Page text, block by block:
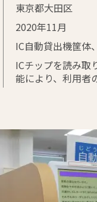
東京都大田区
2020年11月
IC自動貸出機筐体
ICチップを読み取
能により、利用者